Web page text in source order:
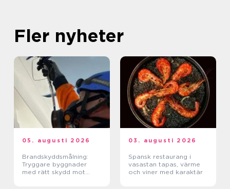
Fler nyheter
05. augusti 2026
Brandskyddsmålning:
Tryggare byggnader
med rätt skydd mot
03. augusti 2026
Spansk restaurang i
vasastan tapas, värme
och viner med karaktär